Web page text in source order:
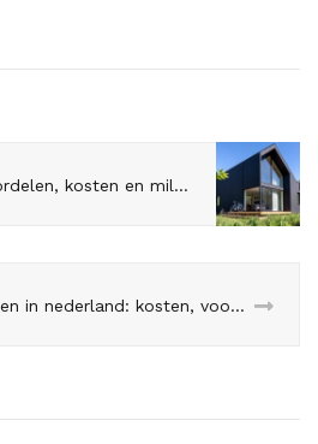
Prefab huizen: voordelen, kosten en milieuvriendelijke opties
Prefab huizen in nederland: kosten, voordelen en tips